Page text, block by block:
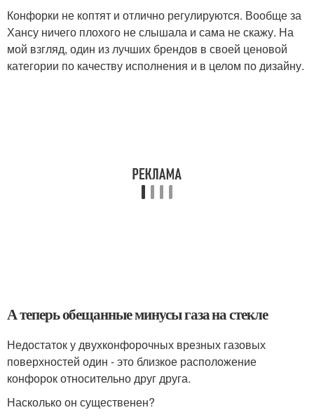
Конфорки не коптят и отлично регулируются. Вообще за
Хансу ничего плохого не слышала и сама не скажу. На
мой взгляд, один из лучших брендов в своей ценовой
категории по качеству исполнения и в целом по дизайну.
А теперь обещанные минусы газа на стекле
Недостаток у двухконфорочных врезных газовых
поверхностей один - это близкое расположение
конфорок относительно друг друга.
Насколько он существенен?